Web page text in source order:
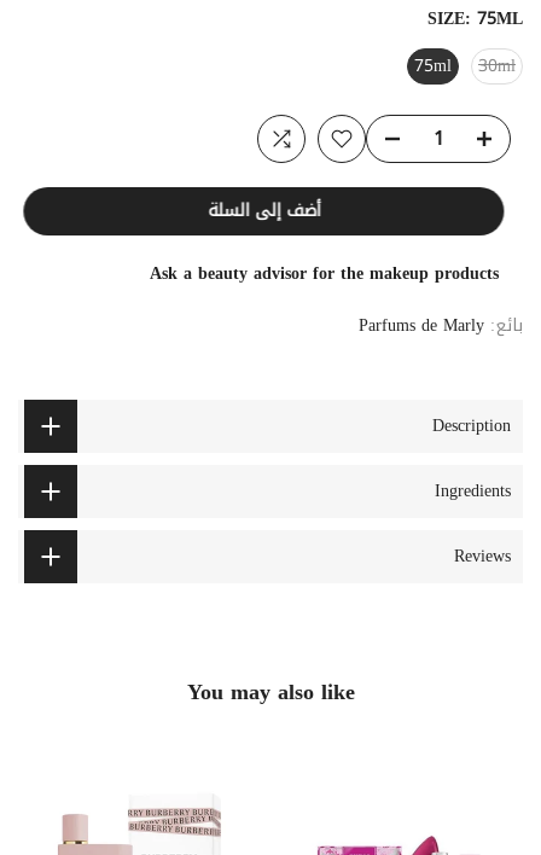
SIZE: 75ML
30ml
75ml
أضف إلى السلة
Ask a beauty advisor for the makeup products
بائع: Parfums de Marly
Description
Ingredients
Reviews
You may also like